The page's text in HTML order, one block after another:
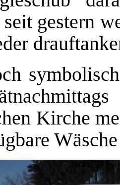
seit gestern
Kirche